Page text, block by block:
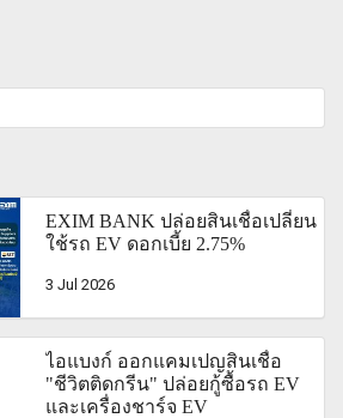
EXIM BANK ปล่อยสินเชื่อเปลี่ยน
ใช้รถ EV ดอกเบี้ย 2.75%
3 Jul 2026
ไอแบงก์ ออกแคมเปญสินเชื่อ
"ชีวิตติดกรีน" ปล่อยกู้ซื้อรถ EV
และเครื่องชาร์จ EV